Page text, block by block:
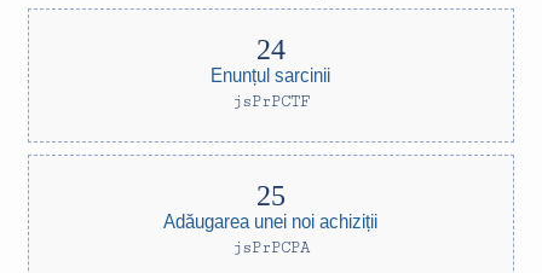
Enunțul sarcinii
jsPrPCTF
Adăugarea unei noi achiziții
jsPrPCPA